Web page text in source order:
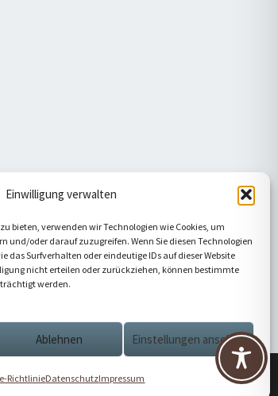
Einwilligung verwalten
bieten, verwenden wir Technologien wie Cookies, um
und/oder darauf zuzugreifen. Wenn Sie diesen Technologien
das Surfverhalten oder eindeutige IDs auf dieser Website
nicht erteilen oder zurückziehen, können bestimmte
werden.
Ablehnen Einstellungen ansehen
RichtlinieDatenschutzImpressum